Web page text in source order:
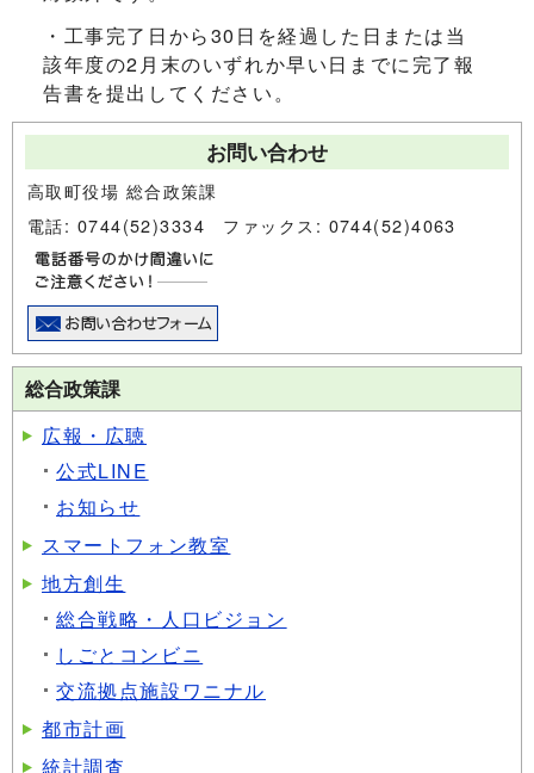
・工事完了日から30日を経過した日または当
該年度の2月末のいずれか早い日までに完了報
告書を提出してください。
お問い合わせ
高取町役場 総合政策課
電話: 0744(52)3334 ファックス: 0744(52)4063
総合政策課
広報・広聴
公式LINE
お知らせ
スマートフォン教室
地方創生
総合戦略・人口ビジョン
しごとコンビニ
交流拠点施設ワニナル
都市計画
統計調査